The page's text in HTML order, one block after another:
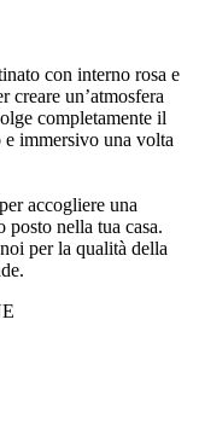
con interno rosa e
creare un’atmosfera
completamente il
immersivo una volta
accogliere una
posto nella tua casa.
per la qualità della